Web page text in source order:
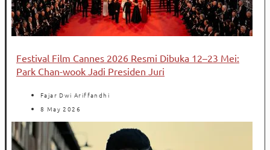
Festival Film Cannes 2026 Resmi Dibuka 12–23 Mei:
Park Chan-wook Jadi Presiden Juri
Fajar Dwi Ariffandhi
8 May 2026